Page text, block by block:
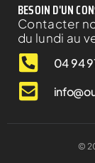
BESOIN D'UN
Contacter
du lundi au
04 94
©